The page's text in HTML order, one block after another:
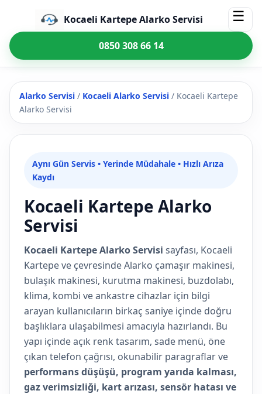
Kocaeli Kartepe Alarko Servisi ☰
0850 308 66 14
Alarko Servisi / Kocaeli Alarko Servisi / Kocaeli Kartepe
Alarko Servisi
Aynı Gün Servis • Yerinde Müdahale • Hızlı Arıza
Kaydı
Kocaeli Kartepe Alarko
Servisi
Kocaeli Kartepe Alarko Servisi sayfası, Kocaeli
Kartepe ve çevresinde Alarko çamaşır makinesi,
bulaşık makinesi, kurutma makinesi, buzdolabı,
klima, kombi ve ankastre cihazlar için bilgi
arayan kullanıcıların birkaç saniye içinde doğru
başlıklara ulaşabilmesi amacıyla hazırlandı. Bu
yapı içinde açık renk tasarım, sade menü, öne
çıkan telefon çağrısı, okunabilir paragraflar ve
performans düşüşü, program yarıda kalması,
gaz verimsizliği, kart arızası, sensör hatası ve